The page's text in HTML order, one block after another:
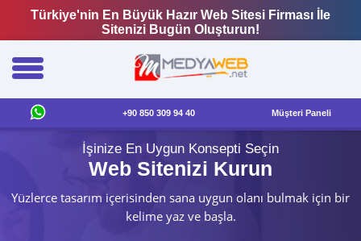
Türkiye'nin En Büyük Hazır Web Sitesi Firması İle
Sitenizi Bugün Oluşturun!
+90 850 309 94 40 Müşteri Paneli
İşinize En Uygun Konsepti Seçin
Web Sitenizi Kurun
Yüzlerce tasarım içerisinden sana uygun olanı bulmak için bir
kelime yaz ve başla.